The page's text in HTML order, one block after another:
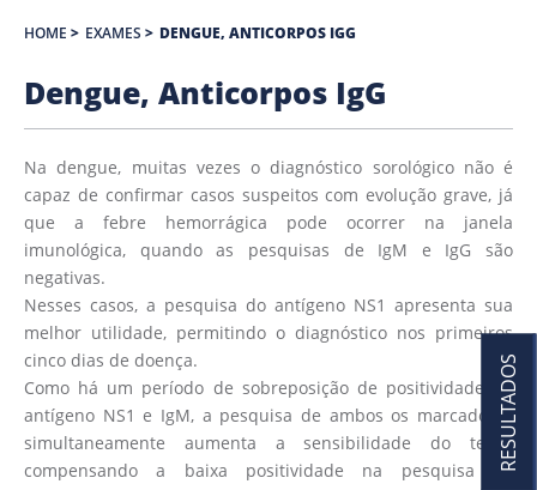
HOME > EXAMES > DENGUE, ANTICORPOS IGG
Dengue, Anticorpos IgG
Na dengue, muitas vezes o diagnóstico sorológico não é
capaz de confirmar casos suspeitos com evolução grave, já
que a febre hemorrágica pode ocorrer na janela
imunológica, quando as pesquisas de IgM e IgG são
negativas.
Nesses casos, a pesquisa do antígeno NS1 apresenta sua
melhor utilidade, permitindo o diagnóstico nos primeiros
cinco dias de doença.
Como há um período de sobreposição de positividade do
antígeno NS1 e IgM, a pesquisa de ambos os marcadores
simultaneamente aumenta a sensibilidade do teste,
compensando a baixa positividade na pesquisa de
RESULTADOS